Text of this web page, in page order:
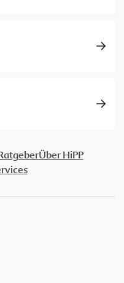
Über HiPP